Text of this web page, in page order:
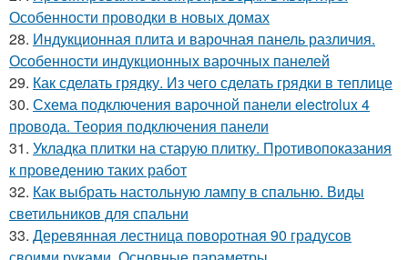
Особенности проводки в новых домах
28. Индукционная плита и варочная панель различия.
Особенности индукционных варочных панелей
29. Как сделать грядку. Из чего сделать грядки в теплице
30. Схема подключения варочной панели electrolux 4
провода. Теория подключения панели
31. Укладка плитки на старую плитку. Противопоказания
к проведению таких работ
32. Как выбрать настольную лампу в спальню. Виды
светильников для спальни
33. Деревянная лестница поворотная 90 градусов